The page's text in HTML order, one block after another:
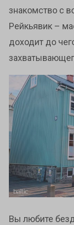
знакомство с
Рейкьявик –
доходит до
Вы любите